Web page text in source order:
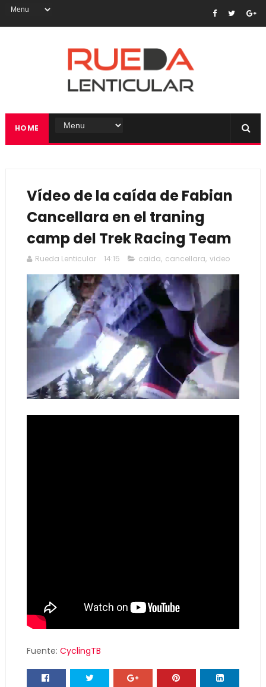
HOME
Vídeo de la caída de Fabian
Cancellara en el traning
camp del Trek Racing Team
Rueda Lenticular 14:15 caida, cancellara, video
Fuente: CyclingTB